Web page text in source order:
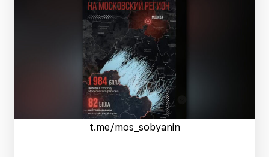
t.me/mos_sobyanin